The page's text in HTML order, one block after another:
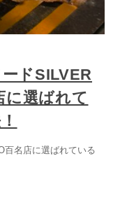
ドSILVER
に選ばれて
百名店に選ばれている